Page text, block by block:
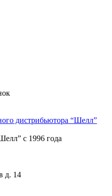
с 1996 года
д. 14